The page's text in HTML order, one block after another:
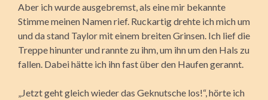
Aber ich wurde ausgebremst, als eine mir bekannte
Stimme meinen Namen rief. Ruckartig drehte ich mich um
und da stand Taylor mit einem breiten Grinsen. Ich lief die
Treppe hinunter und rannte zu ihm, um ihn um den Hals zu
fallen. Dabei hätte ich ihn fast über den Haufen gerannt.
„Jetzt geht gleich wieder das Geknutsche los!“, hörte ich